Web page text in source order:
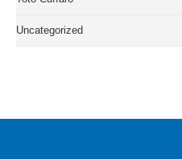
Uncategorized